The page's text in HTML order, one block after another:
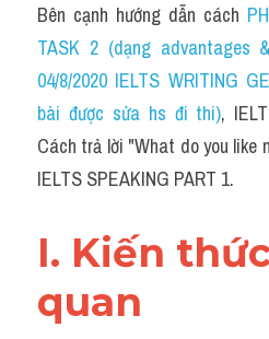
Bên cạnh hướng dẫn cách
TASK 2 (dạng advantages
04/8/2020 IELTS WRITING
bài được sửa hs đi thi),
Cách trả lời "What do you
IELTS SPEAKING PART 1.
I. Kiến
quan